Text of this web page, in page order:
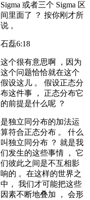
Sigma 或者三个 Sigma 区
间里面了 ？ 按你刚才所
说 。
石磊6:18
这个很有意思啊 ，因为
这个问题恰恰就在这个
假设这儿 。 假设正态分
布这件事 ， 正态分布它
的前提是什么呢 ？
是独立同分布的加法运
算符合正态分布 。 什么
叫独立同分布 ？ 就是我
们发生的这些事情 ， 它
们彼此之间是不互相影
响的 。在这样的世界之
中， 我们才可能把这些
因素不断地叠加 ， 会形